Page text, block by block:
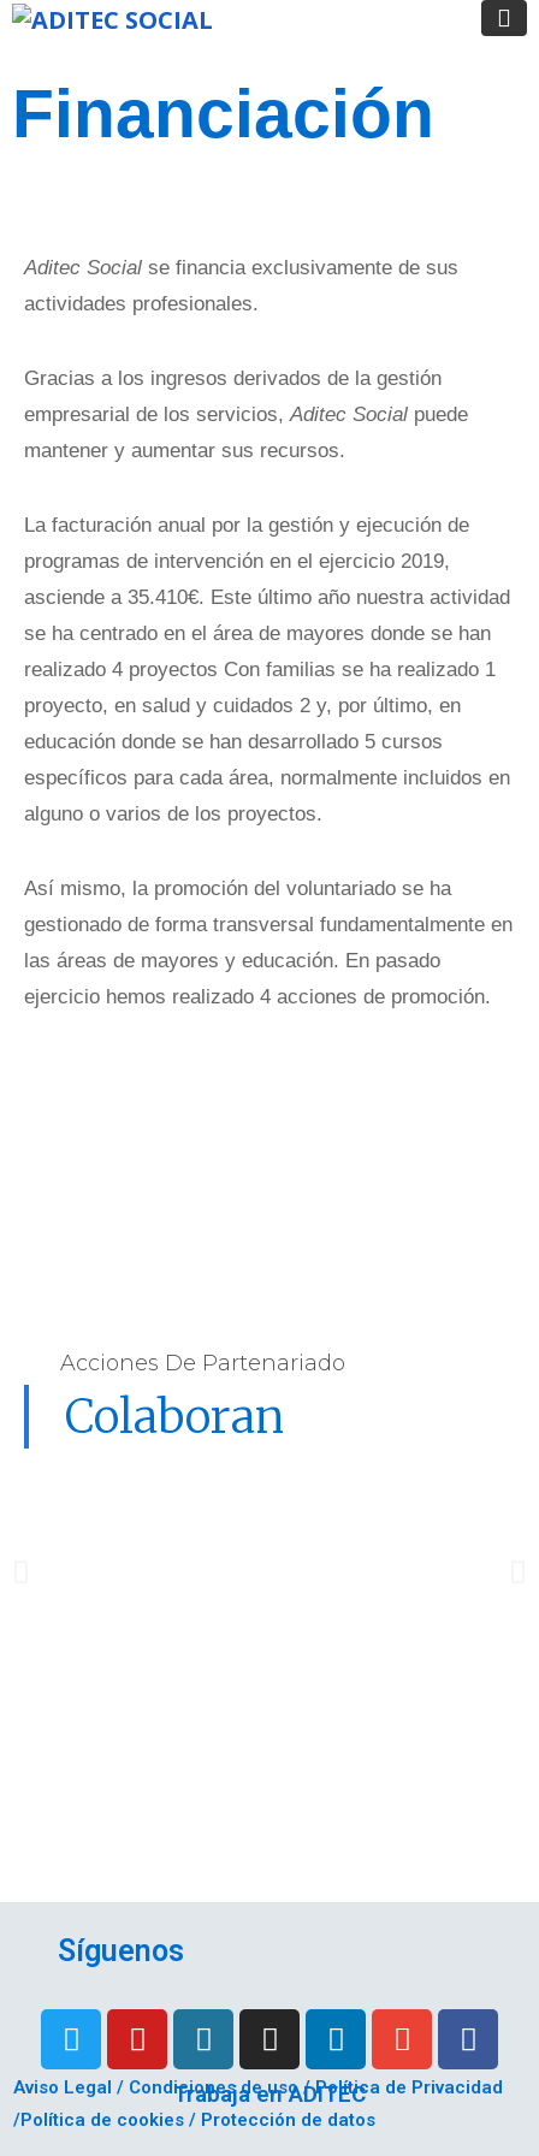
Financiación
Aditec Social se financia exclusivamente de sus
actividades profesionales.
Gracias a los ingresos derivados de la gestión
empresarial de los servicios,Aditec Social puede
mantener y aumentar sus recursos.
La facturación anual por la gestión y ejecución de
programas de intervención en el ejercicio 2019,
asciende a 35.410€. Este último año nuestra actividad
se ha centrado en el área de mayores donde se han
realizado 4 proyectos Con familias se ha realizado 1
proyecto, en salud y cuidados 2 y, por último, en
educación donde se han desarrollado 5 cursos
específicos para cada área, normalmente incluidos en
alguno o varios de los proyectos.
Así mismo, la promoción del voluntariado se ha
gestionado de forma transversal fundamentalmente en
las áreas de mayores y educación. En pasado
ejercicio hemos realizado 4 acciones de promoción.
Acciones De Partenariado
Colaboran
Aviso Legal / Condiciones de uso / Política de Privacidad
/Política de cookies / Protección de datos
Síguenos
Trabaja en ADITEC